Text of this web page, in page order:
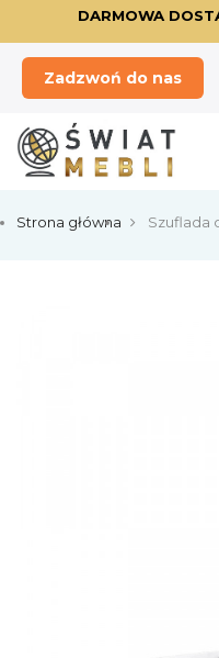
DARMOWA
Zadzwoń do nas
Strona główna Szuflada